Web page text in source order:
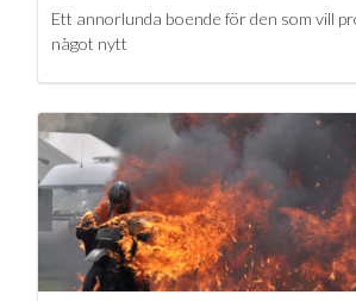
Ett annorlunda boende för den som vill
något nytt